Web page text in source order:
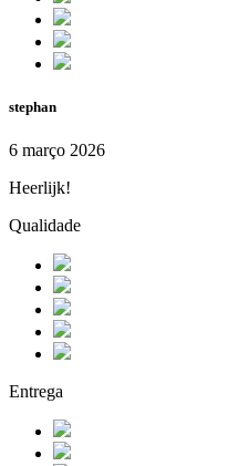
stephan
6 março 2026
Heerlijk!
Qualidade
Entrega